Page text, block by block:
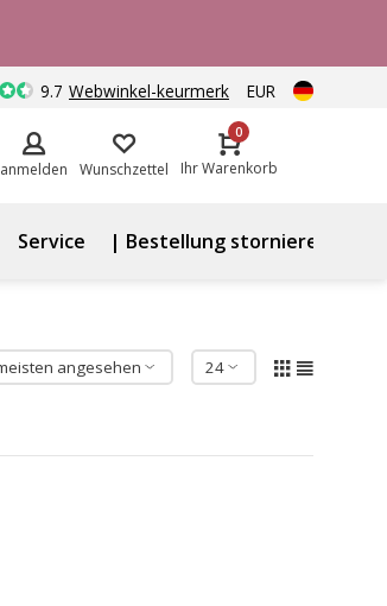
9.7 Webwinkel-keurmerk EUR
anmelden Wunschzettel
0
Ihr Warenkorb
Service | Bestellung stornieren